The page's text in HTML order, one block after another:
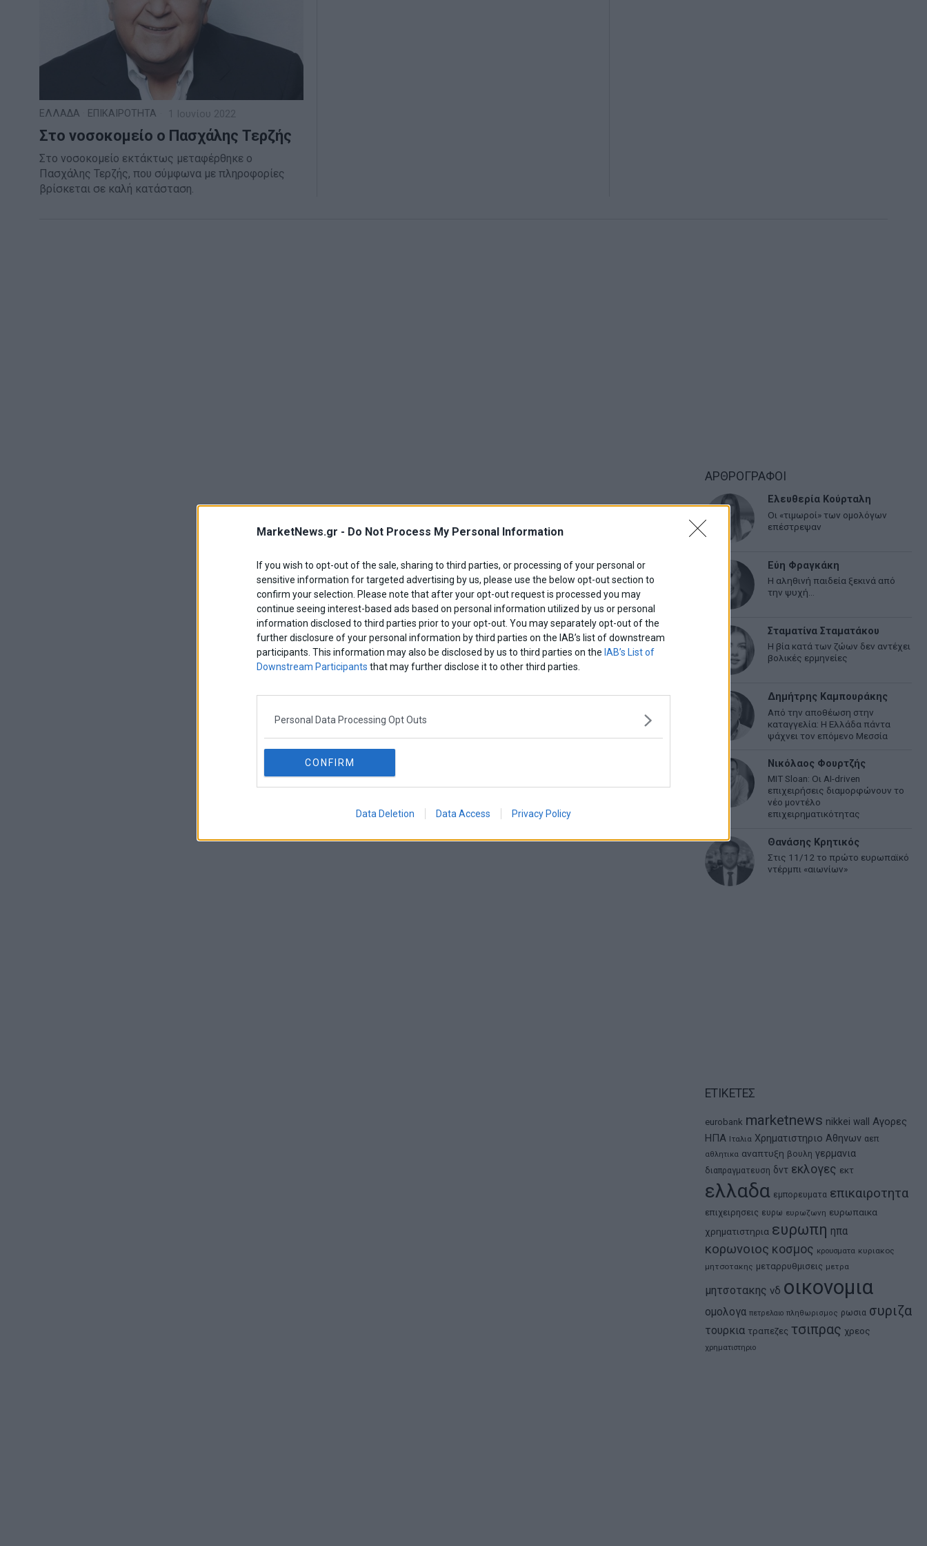
MarketNews.gr - Do Not Process My Personal Information
If you wish to opt-out of the sale, sharing to third parties, or processing of your personal or
sensitive information for targeted advertising by us, please use the below opt-out section to
confirm your selection. Please note that after your opt-out request is processed you may
continue seeing interest-based ads based on personal information utilized by us or personal
information disclosed to third parties prior to your opt-out. You may separately opt-out of the
further disclosure of your personal information by third parties on the IAB’s list of downstream
participants. This information may also be disclosed by us to third parties on the IAB’s List of
Downstream Participants that may further disclose it to other third parties.
Personal Data Processing Opt Outs
CONFIRM
Data Deletion Data Access Privacy Policy
ΕΛΛΑΔΑ ΕΠΙΚΑΙΡΟΤΗΤΑ 1 Ιουνίου 2022
Στο νοσοκομείο ο Πασχάλης Τερζής
Στο νοσοκομείο εκτάκτως μεταφέρθηκε ο
Πασχάλης Τερζής, που σύμφωνα με πληροφορίες
βρίσκεται σε καλή κατάσταση.
ΑΡΘΡΟΓΡΑΦΟΙ
Ελευθερία Κούρταλη
Οι «τιμωροί» των ομολόγων
επέστρεψαν
Εύη Φραγκάκη
Η αληθινή παιδεία ξεκινά από
την ψυχή…
Σταματίνα Σταματάκου
Η βία κατά των ζώων δεν αντέχει
βολικές ερμηνείες
Δημήτρης Καμπουράκης
Από την αποθέωση στην
καταγγελία: Η Ελλάδα πάντα
ψάχνει τον επόμενο Μεσσία
Νικόλαος Φουρτζής
MIT Sloan: Οι AI-driven
επιχειρήσεις διαμορφώνουν το
νέο μοντέλο
επιχειρηματικότητας
Θανάσης Κρητικός
Στις 11/12 το πρώτο ευρωπαϊκό
ντέρμπι «αιωνίων»
ΕΤΙΚΕΤΕΣ
eurobank marketnews nikkei wall
Αγορες
ΗΠΑ Ιταλια Χρηματιστηριο Αθηνων αεπ
αθλητικα αναπτυξη βουλη γερμανια
διαπραγματευση δντ εκλογες εκτ
ελλαδα εμπορευματα επικαιροτητα
επιχειρησεις ευρω ευρωζωνη ευρωπαικα
χρηματιστηρια ευρωπη ηπα
κορωνοιος κοσμος κρουσματα κυριακος
μητσοτακης μεταρρυθμισεις μετρα
μητσοτακης νδ οικονομια
ομολογα πετρελαιο πληθωρισμος ρωσια συριζα
τουρκια τραπεζες τσιπρας χρεος
χρηματιστηριο